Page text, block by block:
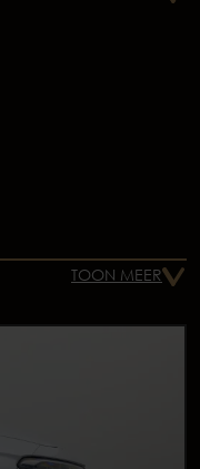
TOON MEER